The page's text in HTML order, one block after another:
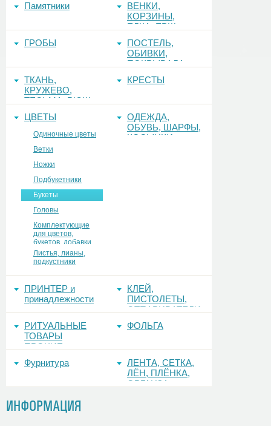
Памятники
ВЕНКИ,
КОРЗИНЫ,
ЕЛКА, ЕРШ,
ГРОБЫ
ПОСТЕЛЬ,
ОБИВКИ,
ПОКРЫВАЛА
ТКАНЬ,
КРУЖЕВО,
ТЕСЬМА, РЮШ
КРЕСТЫ
ЦВЕТЫ
Одиночные цветы
Ветки
Ножки
Подбукетники
Букеты
Головы
Комплектующие
для цветов,
букетов, добавки
Листья, лианы,
подкустники
ОДЕЖДА,
ОБУВЬ, ШАРФЫ,
КОСЫНКИ
ПРИНТЕР и
принадлежности
КЛЕЙ,
ПИСТОЛЕТЫ,
ОТПАРИВАТЕЛИ
РИТУАЛЬНЫЕ
ТОВАРЫ
ПРОЧИЕ
ФОЛЬГА
Фурнитура
ЛЕНТА, СЕТКА,
ЛЁН, ПЛЁНКА,
ОРГАНЗА
ИНФОРМАЦИЯ